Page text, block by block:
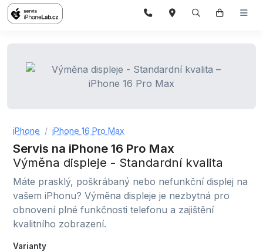
iPhone iPhone 16 Pro Max
Servis na iPhone 16 Pro Max
Výměna displeje - Standardní kvalita
Máte prasklý, poškrábaný nebo nefunkční displej na
vašem iPhonu? Výměna displeje je nezbytná pro
obnovení plné funkčnosti telefonu a zajištění
kvalitního zobrazení.
Varianty